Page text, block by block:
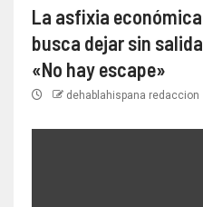
La asfixia económica
busca dejar sin
«No hay escape»
dehablahispana redaccion